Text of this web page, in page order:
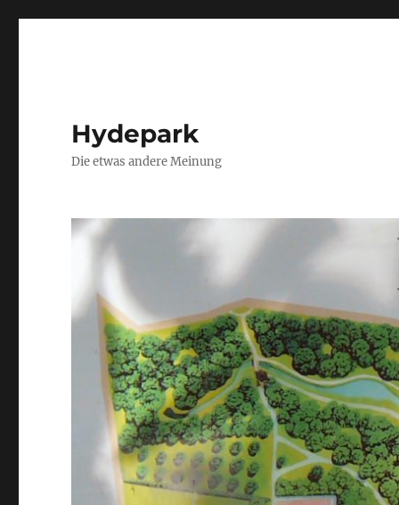
Hydepark
Die etwas andere Meinung